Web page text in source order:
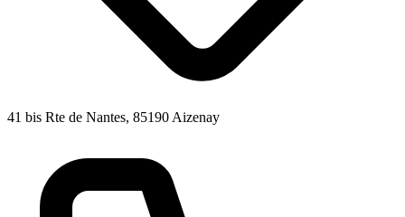
41 bis Rte de Nantes, 85190 Aizenay